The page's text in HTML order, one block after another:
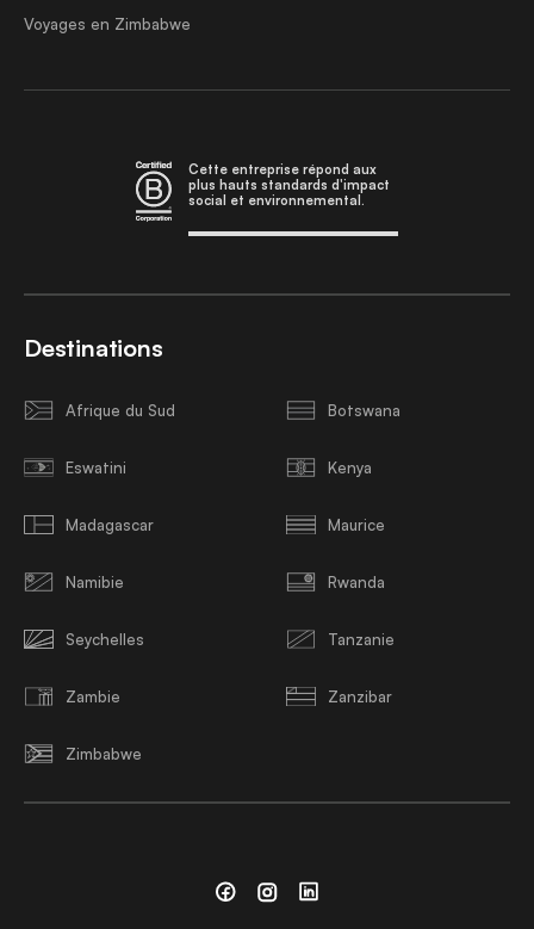
Voyages en Zimbabwe
Cette entreprise répond aux
plus hauts standards d'impact
social et environnemental.
Destinations
Afrique du Sud Botswana
Eswatini Kenya
Madagascar Maurice
Namibie Rwanda
Seychelles Tanzanie
Zambie Zanzibar
Zimbabwe
FacebookInstagramLinkedin